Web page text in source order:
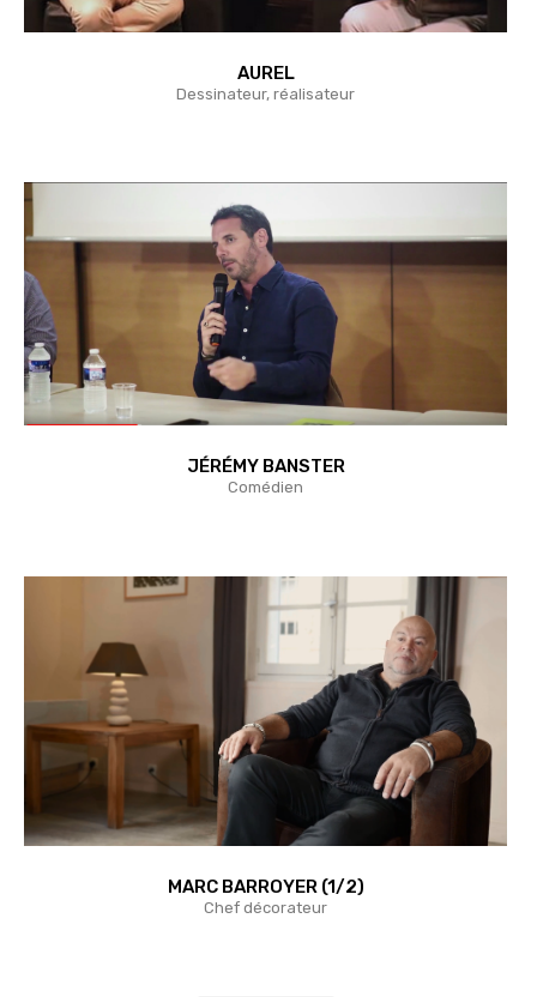
AUREL
Dessinateur, réalisateur
JÉRÉMY BANSTER
Comédien
MARC BARROYER (1/2)
Chef décorateur